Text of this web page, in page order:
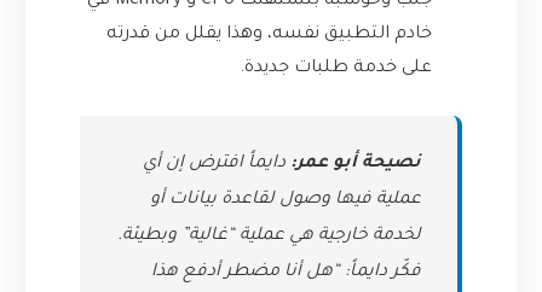
خادم التطبيق نفسه، وهذا يقلل من قدرته
على خدمة طلبات جديدة.
نصيحة أبو عمر: دايماً افترض إن أي
عملية فيها وصول لقاعدة بيانات أو
لخدمة خارجية هي عملية “غالية” وبطيئة.
فكّر دايماً: “هل أنا مضطر أدفع هذا